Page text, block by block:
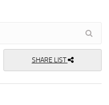
SHARE LIST